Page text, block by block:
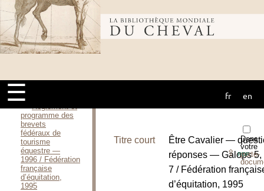
Bibliothèque
mondiale du
cheval
☰ fr en
fédéraux —
1993 / Fédération
française
d’équitation,
1993
Être cavalier
d’équitation,
1994
programme des
brevets
fédéraux de
tourisme
équestre —
1996 / Fédération
française
d’équitation,
1995
Dans
votre
porte-
⇪PDF
Titre court
Être Cavalier —
réponses — Galops 5,
7 / Fédération
d’équitation, 1995